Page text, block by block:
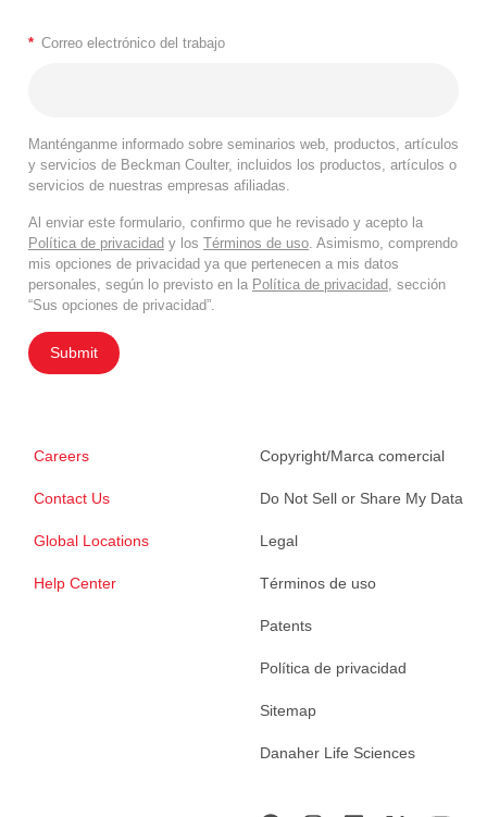
* Correo electrónico del trabajo
Manténganme informado sobre seminarios web, productos, artículos
y servicios de Beckman Coulter, incluidos los productos, artículos o
servicios de nuestras empresas afiliadas.
Al enviar este formulario, confirmo que he revisado y acepto la
Política de privacidad y los Términos de uso. Asimismo, comprendo
mis opciones de privacidad ya que pertenecen a mis datos
personales, según lo previsto en la Política de privacidad, sección
“Sus opciones de privacidad”.
Submit
Careers
Contact Us
Global Locations
Help Center
Copyright/Marca comercial
Do Not Sell or Share My Data
Legal
Términos de uso
Patents
Política de privacidad
Sitemap
Danaher Life Sciences